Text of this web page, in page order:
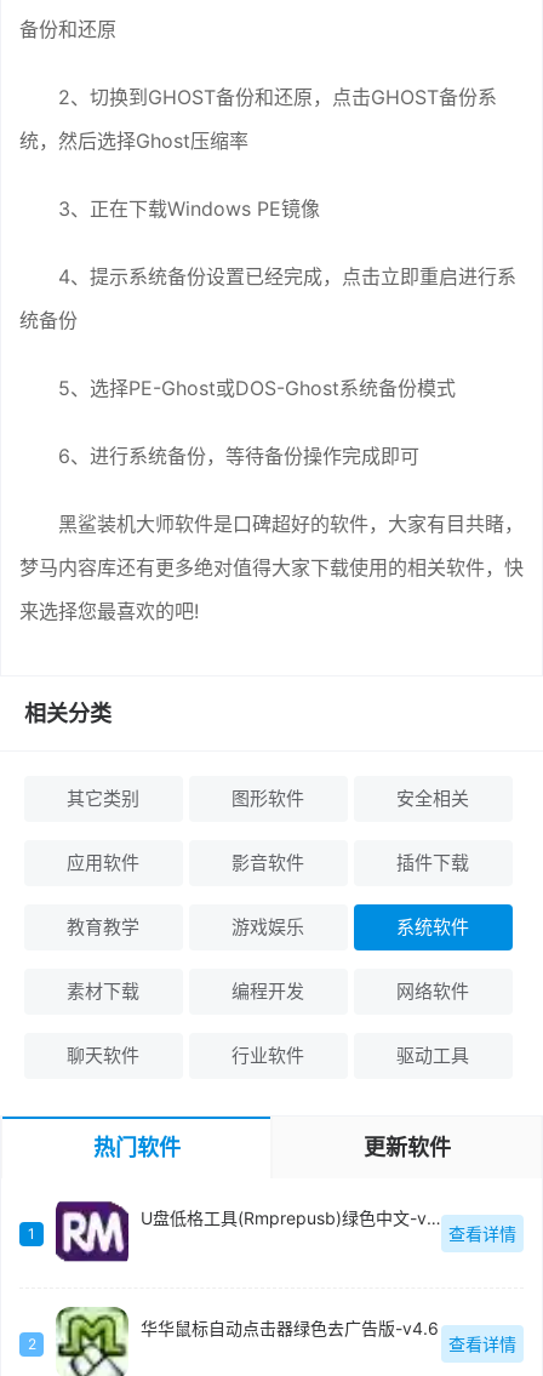
备份和还原
2、切换到GHOST备份和还原，点击GHOST备份系
统，然后选择Ghost压缩率
3、正在下载Windows PE镜像
4、提示系统备份设置已经完成，点击立即重启进行系
统备份
5、选择PE-Ghost或DOS-Ghost系统备份模式
6、进行系统备份，等待备份操作完成即可
黑鲨装机大师软件是口碑超好的软件，大家有目共睹，
梦马内容库还有更多绝对值得大家下载使用的相关软件，快
来选择您最喜欢的吧!
相关分类
其它类别 图形软件 安全相关
应用软件 影音软件 插件下载
教育教学 游戏娱乐 系统软件
素材下载 编程开发 网络软件
聊天软件 行业软件 驱动工具
热门软件 更新软件
1
U盘低格工具(Rmprepusb)绿色中文-v2.1.744
查看详情
2
华华鼠标自动点击器绿色去广告版-v4.6
查看详情